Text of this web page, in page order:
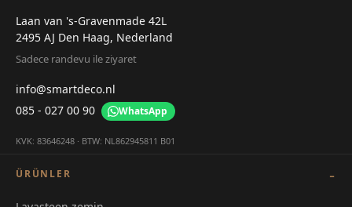
Laan van 's-Gravenmade 42L
2495 AJ Den Haag, Nederland
Sadece randevu ile ziyaret
info@smartdeco.nl
085 - 027 00 90
WhatsApp
KVK: 83646248 · BTW: NL862945811 B01
ÜRÜNLER